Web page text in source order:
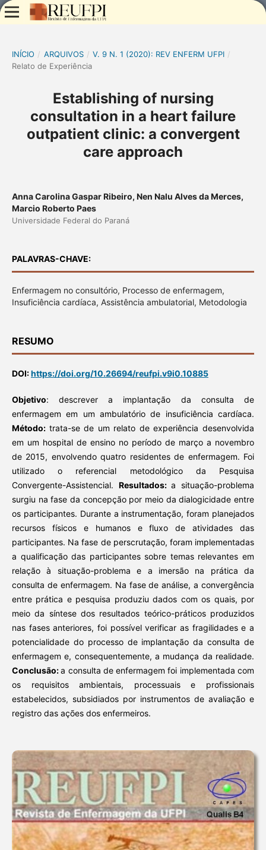
INÍCIO / ARQUIVOS / V. 9 N. 1 (2020): REV ENFERM UFPI /
Relato de Experiência
Establishing of nursing
consultation in a heart failure
outpatient clinic: a convergent
care approach
Anna Carolina Gaspar Ribeiro, Nen Nalu Alves da Merces,
Marcio Roberto Paes
Universidade Federal do Paraná
PALAVRAS-CHAVE:
Enfermagem no consultório, Processo de enfermagem,
Insuficiência cardíaca, Assistência ambulatorial, Metodologia
RESUMO
DOI:https://doi.org/10.26694/reufpi.v9i0.10885
Objetivo: descrever a implantação da consulta de
enfermagem em um ambulatório de insuficiência cardíaca.
Método: trata-se de um relato de experiência desenvolvida
em um hospital de ensino no período de março a novembro
de 2015, envolvendo quatro residentes de enfermagem. Foi
utilizado o referencial metodológico da Pesquisa
Convergente-Assistencial. Resultados:a situação-problema
surgiu na fase da concepção por meio da dialogicidade entre
os participantes. Durante a instrumentação, foram planejados
recursos físicos e humanos e fluxo de atividades das
participantes. Na fase de perscrutação, foram implementadas
a qualificação das participantes sobre temas relevantes em
relação à situação-problema e a imersão na prática da
consulta de enfermagem. Na fase de análise, a convergência
entre prática e pesquisa produziu dados com os quais, por
meio da síntese dos resultados teórico-práticos produzidos
nas fases anteriores, foi possível verificar as fragilidades e a
potencialidade do processo de implantação da consulta de
enfermagem e, consequentemente, a mudança da realidade.
Conclusão:a consulta de enfermagem foi implementada com
os requisitos ambientais, processuais e profissionais
estabelecidos, subsidiados por instrumentos de avaliação e
registro das ações dos enfermeiros.